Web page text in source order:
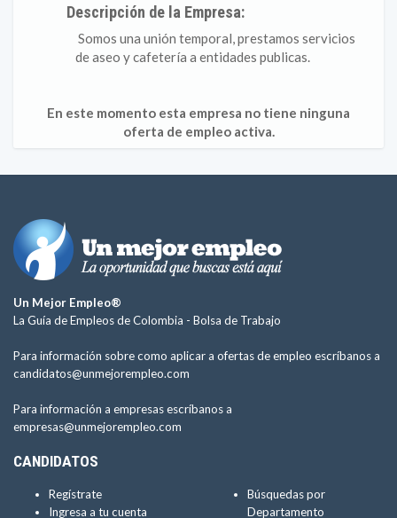
Descripción de la Empresa:
Somos una unión temporal, prestamos servicios
de aseo y cafetería a entidades publicas.
En este momento esta empresa no tiene ninguna
oferta de empleo activa.
Un Mejor Empleo®
La Guía de Empleos de Colombia - Bolsa de Trabajo
Para información sobre como aplicar a ofertas de empleo escríbanos a
candidatos@unmejorempleo.com
Para información a empresas escríbanos a
empresas@unmejorempleo.com
CANDIDATOS
Regístrate
Ingresa a tu cuenta
Búsquedas por
Departamento